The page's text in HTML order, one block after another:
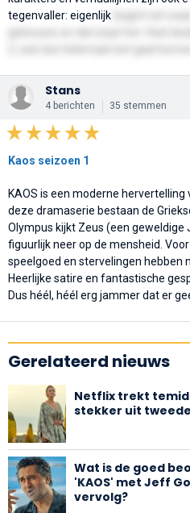
tegenvaller: eigenlijk
Stans
4 berichten 35 stemmen
Kaos seizoen 1
KAOS is een moderne hervertelling
deze dramaserie bestaan de
Olympus kijkt Zeus (een
figuurlijk neer op de mensheid.
speelgoed en stervelingen hebben
Heerlijke satire en fantastische
Dus héél, héél erg jammer dat er
Gerelateerd nieuws
Netflix trekt
stekker uit tweede
Wat is de goed
'KAOS' met Jeff
vervolg?